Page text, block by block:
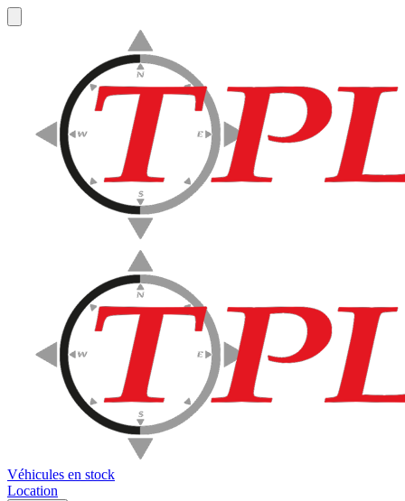
Véhicules en stock
Location